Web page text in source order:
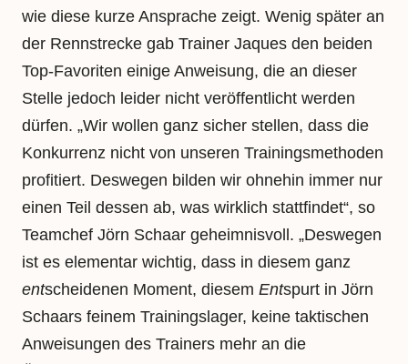
wie diese kurze Ansprache zeigt. Wenig später an
der Rennstrecke gab Trainer Jaques den beiden
Top-Favoriten einige Anweisung, die an dieser
Stelle jedoch leider nicht veröffentlicht werden
dürfen. „Wir wollen ganz sicher stellen, dass die
Konkurrenz nicht von unseren Trainingsmethoden
profitiert. Deswegen bilden wir ohnehin immer nur
einen Teil dessen ab, was wirklich stattfindet“, so
Teamchef Jörn Schaar geheimnisvoll. „Deswegen
ist es elementar wichtig, dass in diesem ganz
entscheidenen Moment, diesem Entspurt in Jörn
Schaars feinem Trainingslager, keine taktischen
Anweisungen des Trainers mehr an die